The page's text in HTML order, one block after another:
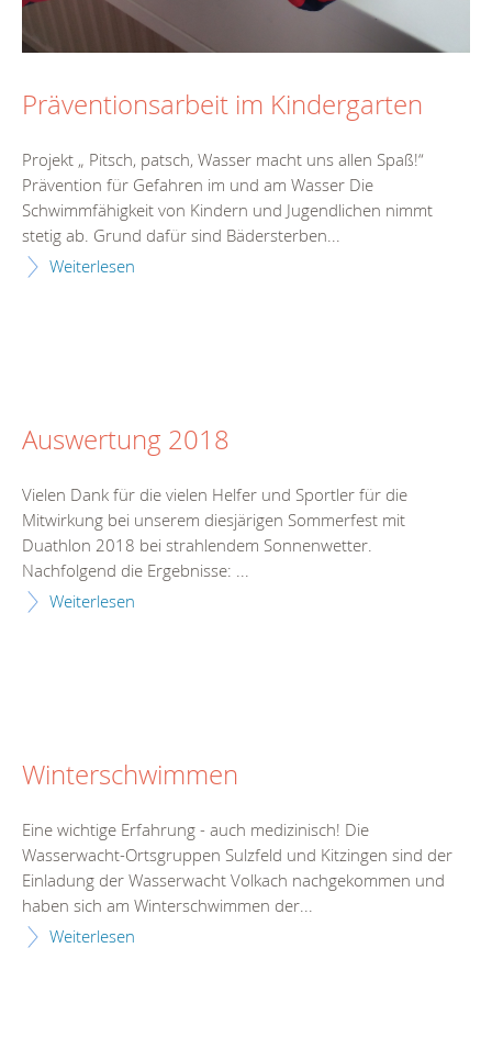
Präventionsarbeit im Kindergarten
Projekt „ Pitsch, patsch, Wasser macht uns allen Spaß!“
Prävention für Gefahren im und am Wasser Die
Schwimmfähigkeit von Kindern und Jugendlichen nimmt
stetig ab. Grund dafür sind Bädersterben...
Weiterlesen
Auswertung 2018
Vielen Dank für die vielen Helfer und Sportler für die
Mitwirkung bei unserem diesjärigen Sommerfest mit
Duathlon 2018 bei strahlendem Sonnenwetter.
Nachfolgend die Ergebnisse: ...
Weiterlesen
Winterschwimmen
Eine wichtige Erfahrung - auch medizinisch! Die
Wasserwacht-Ortsgruppen Sulzfeld und Kitzingen sind der
Einladung der Wasserwacht Volkach nachgekommen und
haben sich am Winterschwimmen der...
Weiterlesen